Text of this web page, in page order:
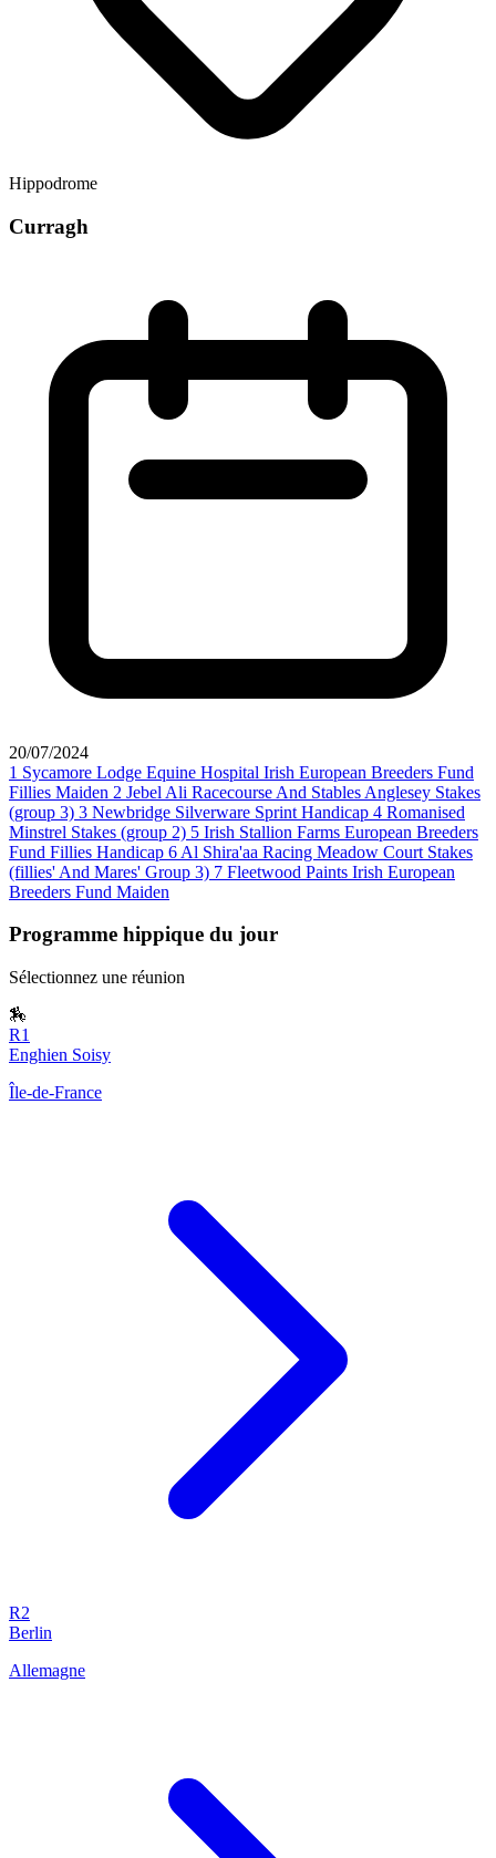
Hippodrome
Curragh
20/07/2024
1 Sycamore Lodge Equine Hospital Irish European Breeders Fund
Fillies Maiden 2 Jebel Ali Racecourse And Stables Anglesey Stakes
(group 3) 3 Newbridge Silverware Sprint Handicap 4 Romanised
Minstrel Stakes (group 2) 5 Irish Stallion Farms European Breeders
Fund Fillies Handicap 6 Al Shira'aa Racing Meadow Court Stakes
(fillies' And Mares' Group 3) 7 Fleetwood Paints Irish European
Breeders Fund Maiden
Programme hippique du jour
Sélectionnez une réunion
🏇
R1
Enghien Soisy
Île-de-France
R2
Berlin
Allemagne